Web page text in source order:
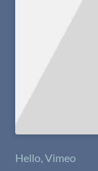
Hello, Vimeo